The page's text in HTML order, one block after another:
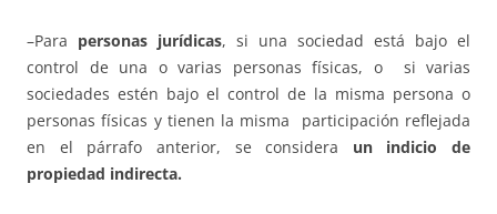
–Para personas jurídicas, si una sociedad está bajo el
control de una o varias personas físicas, o si varias
sociedades estén bajo el control de la misma persona o
personas físicas y tienen la misma participación reflejada
en el párrafo anterior, se considera un indicio de
propiedad indirecta.